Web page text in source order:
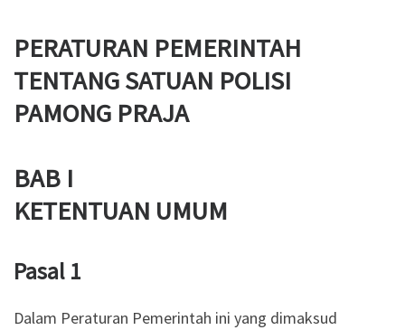
PERATURAN PEMERINTAH
TENTANG SATUAN POLISI
PAMONG PRAJA
BAB I
KETENTUAN UMUM
Pasal 1
Dalam Peraturan Pemerintah ini yang dimaksud